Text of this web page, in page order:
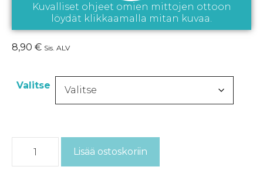
Kuvalliset ohjeet omien mittojen ottoon
löydät klikkaamalla mitan kuvaa.
8,90 € Sis. ALV
Valitse
Lisää ostoskoriin